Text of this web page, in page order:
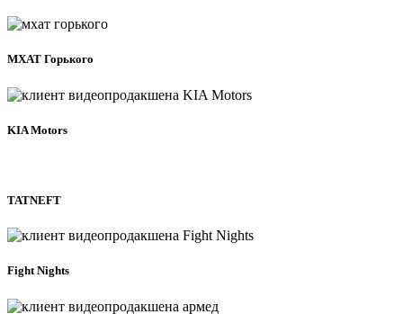
МХАТ Горького
KIA Motors
TATNEFT
Fight Nights